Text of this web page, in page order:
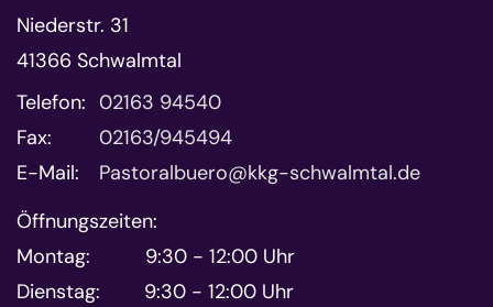
Niederstr. 31
41366 Schwalmtal
Telefon: 02163 94540
Fax:
02163/945494
E-Mail:
Pastoralbuero@kkg-schwalmtal.de
Öffnungszeiten:
Montag: 9:30 - 12:00 Uhr
Dienstag: 9:30 - 12:00 Uhr